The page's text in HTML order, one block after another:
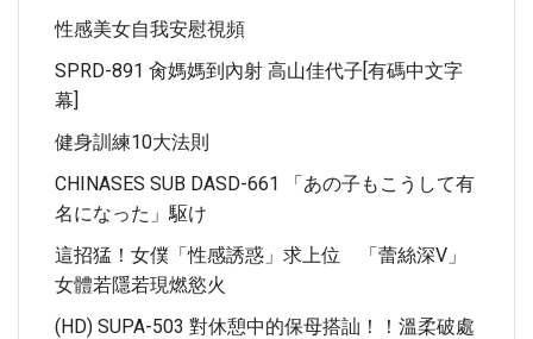
性感美女自我安慰視頻
SPRD-891 肏媽媽到內射 高山佳代子[有碼中文字
幕]
健身訓練10大法則
CHINASES SUB DASD-661 「あの子もこうして有
名になった」駆け
這招猛！女僕「性感誘惑」求上位 「蕾絲深V」
女體若隱若現燃慾火
(HD) SUPA-503 對休憩中的保母搭訕！！溫柔破處